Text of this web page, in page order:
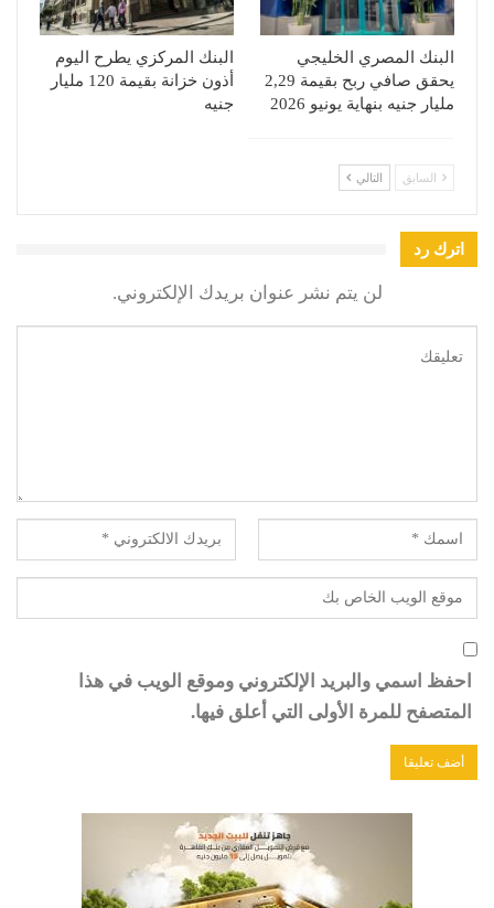
البنك المصري الخليجي
يحقق صافي ربح بقيمة 2,29
مليار جنيه بنهاية يونيو 2026
البنك المركزي يطرح اليوم
أذون خزانة بقيمة 120 مليار
جنيه
السابق التالي
اترك رد
لن يتم نشر عنوان بريدك الإلكتروني.
احفظ اسمي والبريد الإلكتروني وموقع الويب في هذا
المتصفح للمرة الأولى التي أعلق فيها.